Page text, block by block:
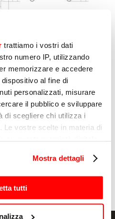
trattiamo i vostri dati
numero IP, utilizzando
memorizzare e accedere
al fine di
personalizzati, misurare
il pubblico e sviluppare
di scegliere chi utilizza i
Le vostre scelte in materia di
consenso in qualsiasi
sui cookie o facendo clic
privacy.
Mostra dettagli
tutti
которые могут
Страница 1 из7